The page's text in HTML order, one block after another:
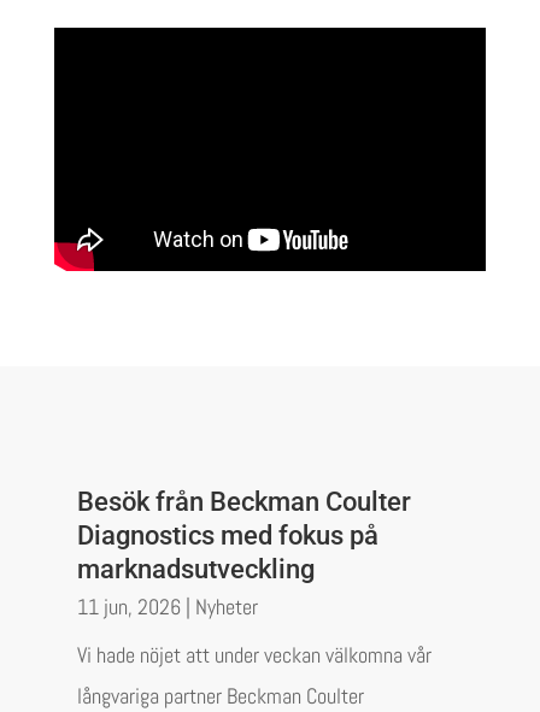
Besök från Beckman Coulter
Diagnostics med fokus på
marknadsutveckling
11 jun, 2026| Nyheter
Vi hade nöjet att under veckan välkomna vår
långvariga partner Beckman Coulter